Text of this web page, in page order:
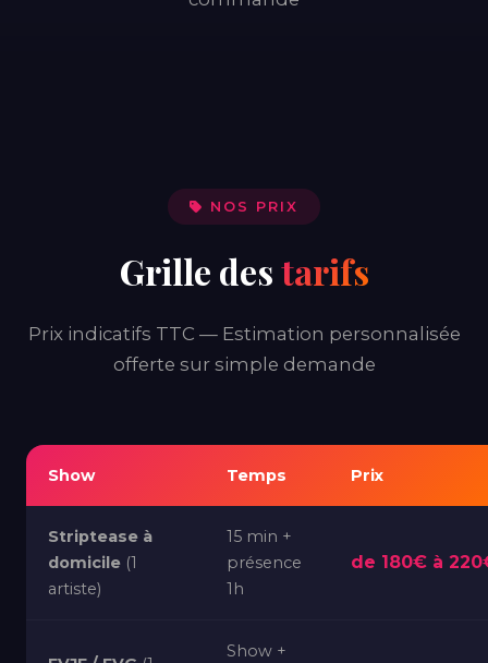
NOS PRIX
Grille destarifs
Prix indicatifs TTC — Estimation personnalisée
offerte sur simple demande
Show Temps Prix
Striptease à
domicile (1
artiste)
15 min +
présence
1h
de 180€ à
Show +